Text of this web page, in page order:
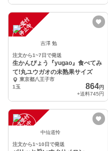
注
文
受
付
停
止
中
吉澤 勉
注文から1~7日で発送
生かんぴょう『yugao』食べてみ
て!丸ユウガオの未熟果サイズ
東京都八王子市
1玉
864円
+送料745円
注
文
受
付
停
止
中 中仙道怜
注文から1~10日で発送